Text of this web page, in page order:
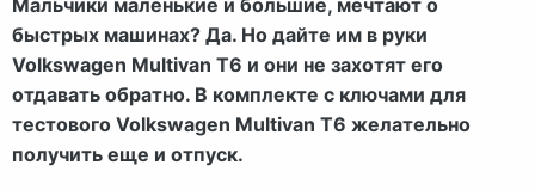
Мальчики маленькие и большие, мечтают о
быстрых машинах? Да. Но дайте им в руки
Volkswagen Multivan T6 и они не захотят его
отдавать обратно. В комплекте с ключами для
тестового Volkswagen Multivan T6 желательно
получить еще и отпуск.